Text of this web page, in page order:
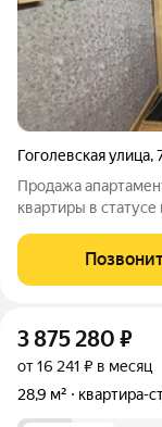
Гоголевская улица,
Продажа апартаментов в
квартиры в
жилого. Вся мебель
3 875 280 ₽
от 16 241 ₽ в месяц
28,9 м²
квартира-